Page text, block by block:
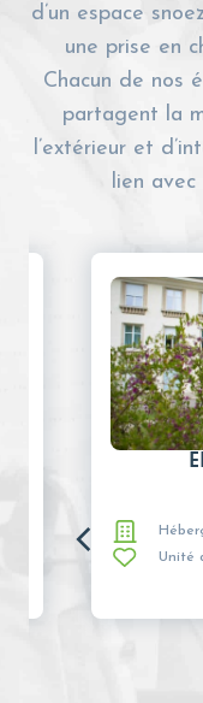
d’un espace
une prise en
Chacun de nos
partagent la
l’extérieur et
lien
Unité